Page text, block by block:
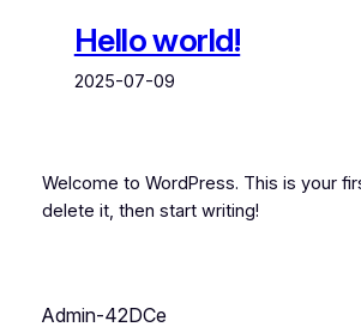
Hello world!
2025-07-09
Welcome to WordPress. This is your
delete it, then start writing!
Admin-42DCe